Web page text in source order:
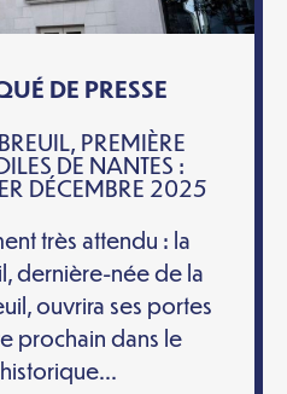
DE PRESSE
PREMIÈRE
DE NANTES :
DÉCEMBRE 2025
très attendu : la
dernière-née de la
ouvrira ses portes
prochain dans le